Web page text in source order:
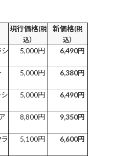
現行価格(税
込）
新価格(税
込）
5,000円 6,490円
5,000円 6,380円
5,000円 6,490円
8,800円 9,350円
5,100円 6,600円